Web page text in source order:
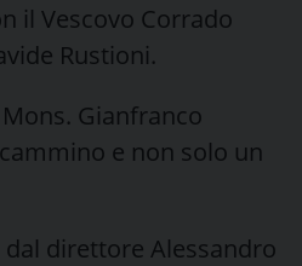
il Vescovo Corrado
Rustioni.
Gianfranco
e non solo un
dal direttore Alessandro